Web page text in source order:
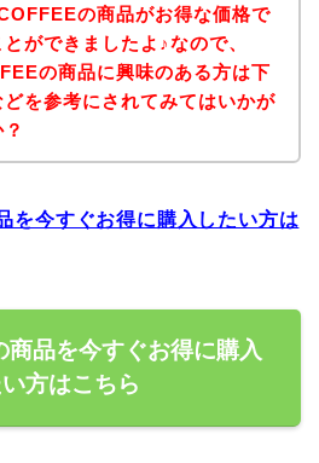
の商品がお得な価格で
ができましたよ♪なので、
の商品に興味のある方は下
を参考にされてみてはいかが
を今すぐお得に購入したい方は
品を今すぐお得に購入
い方はこちら